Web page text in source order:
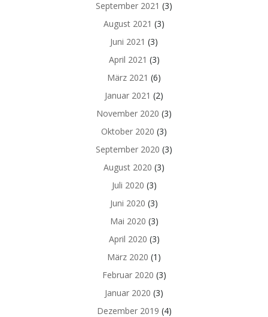
September 2021 (3)
August 2021 (3)
Juni 2021 (3)
April 2021 (3)
März 2021 (6)
Januar 2021 (2)
November 2020 (3)
Oktober 2020 (3)
September 2020 (3)
August 2020 (3)
Juli 2020 (3)
Juni 2020 (3)
Mai 2020 (3)
April 2020 (3)
März 2020 (1)
Februar 2020 (3)
Januar 2020 (3)
Dezember 2019 (4)